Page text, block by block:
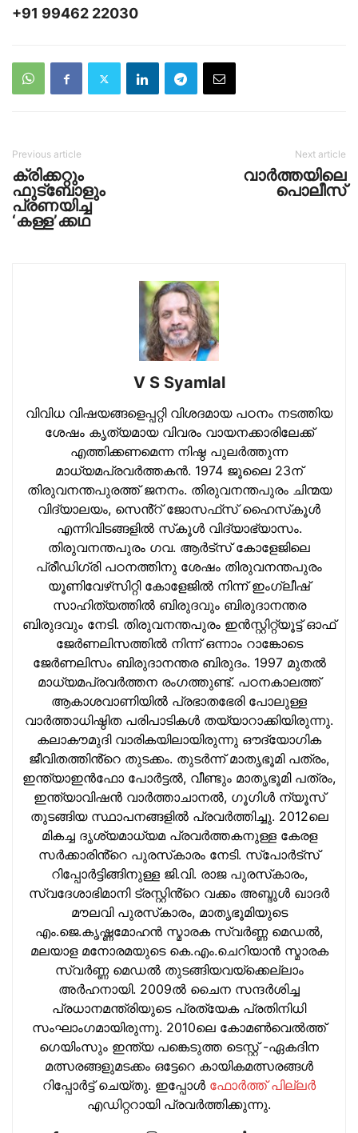
+91 99462 22030
Previous article
ക്രിക്കറ്റും
ഫുട്‌ബോളും
പ്രണയിച്ച
‘കള്ള’ക്കഥ
Next article
വാര്‍ത്തയിലെ
പൊലീസ്
V S Syamlal
വിവിധ വിഷയങ്ങളെപ്പറ്റി വിശദമായ പഠനം നടത്തിയ
ശേഷം കൃത്യമായ വിവരം വായനക്കാരിലേക്ക്
എത്തിക്കണമെന്ന നിഷ്ഠ പുലര്‍ത്തുന്ന
മാധ്യമപ്രവര്‍ത്തകന്‍. 1974 ജൂലൈ 23ന്
തിരുവനന്തപുരത്ത് ജനനം. തിരുവനന്തപുരം ചിന്മയ
വിദ്യാലയം, സെൻ്റ് ജോസഫ്‌സ് ഹൈസ്‌കൂള്‍
എന്നിവിടങ്ങളില്‍ സ്‌കൂള്‍ വിദ്യാഭ്യാസം.
തിരുവനന്തപുരം ഗവ. ആര്‍ട്‌സ് കോളേജിലെ
പ്രീഡിഗ്രി പഠനത്തിനു ശേഷം തിരുവനന്തപുരം
യൂണിവേഴ്‌സിറ്റി കോളേജില്‍ നിന്ന് ഇംഗ്ലീഷ്
സാഹിത്യത്തില്‍ ബിരുദവും ബിരുദാനന്തര
ബിരുദവും നേടി. തിരുവനന്തപുരം ഇന്‍സ്റ്റിറ്റ്യൂട്ട് ഓഫ്
ജേര്‍ണലിസത്തില്‍ നിന്ന് ഒന്നാം റാങ്കോടെ
ജേര്‍ണലിസം ബിരുദാനന്തര ബിരുദം. 1997 മുതല്‍
മാധ്യമപ്രവര്‍ത്തന രംഗത്തുണ്ട്. പഠനകാലത്ത്
ആകാശവാണിയില്‍ പ്രഭാതഭേരി പോലുള്ള
വാര്‍ത്താധിഷ്ഠിത പരിപാടികള്‍ തയ്യാറാക്കിയിരുന്നു.
കലാകൗമുദി വാരികയിലായിരുന്നു ഔദ്യോഗിക
ജീവിതത്തിൻ്റെ തുടക്കം. തുടര്‍ന്ന് മാതൃഭൂമി പത്രം,
ഇന്ത്യാഇന്‍ഫോ പോർട്ടൽ, വീണ്ടും മാതൃഭൂമി പത്രം,
ഇന്ത്യാവിഷന്‍ വാർത്താചാനൽ, ഗൂഗിൾ ന്യൂസ്
തുടങ്ങിയ സ്ഥാപനങ്ങളില്‍ പ്രവര്‍ത്തിച്ചു. 2012ലെ
മികച്ച ദൃശ്യമാധ്യമ പ്രവര്‍ത്തകനുള്ള കേരള
സർക്കാരിൻ്റെ പുരസ്‌കാരം നേടി. സ്പോർട്സ്
റിപ്പോർട്ടിങ്ങിനുള്ള ജി.വി. രാജ പുരസ്‌കാരം,
സ്വദേശാഭിമാനി ട്രസ്റ്റിൻ്റെ വക്കം അബ്ദുള്‍ ഖാദര്‍
മൗലവി പുരസ്‌കാരം, മാതൃഭൂമിയുടെ
എം.ജെ.കൃഷ്ണമോഹന്‍ സ്മാരക സ്വര്‍ണ്ണ മെഡല്‍,
മലയാള മനോരമയുടെ കെ.എം.ചെറിയാന്‍ സ്മാരക
സ്വര്‍ണ്ണ മെഡല്‍ തുടങ്ങിയവയ്‌ക്കെല്ലാം
അര്‍ഹനായി. 2009ല്‍ ചൈന സന്ദര്‍ശിച്ച
പ്രധാനമന്ത്രിയുടെ പ്രത്യേക പ്രതിനിധി
സംഘാംഗമായിരുന്നു. 2010ലെ കോമണ്‍വെല്‍ത്ത്
ഗെയിംസും ഇന്ത്യ പങ്കെടുത്ത ടെസ്റ്റ് -ഏകദിന
മത്സരങ്ങളുമടക്കം ഒട്ടേറെ കായികമത്സരങ്ങള്‍
റിപ്പോര്‍ട്ട് ചെയ്തു. ഇപ്പോള്‍ ഫോ‍ർത്ത് പില്ല‍ർ
എഡിറ്ററായി പ്രവ‍ർത്തിക്കുന്നു.